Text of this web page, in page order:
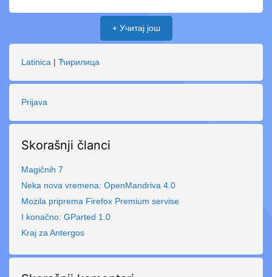
+ Учитај још
Latinica | Ћирилица
Prijava
Skorašnji članci
Magičnih 7
Neka nova vremena: OpenMandriva 4.0
Mozila priprema Firefox Premium servise
I konačno: GParted 1.0
Kraj za Antergos